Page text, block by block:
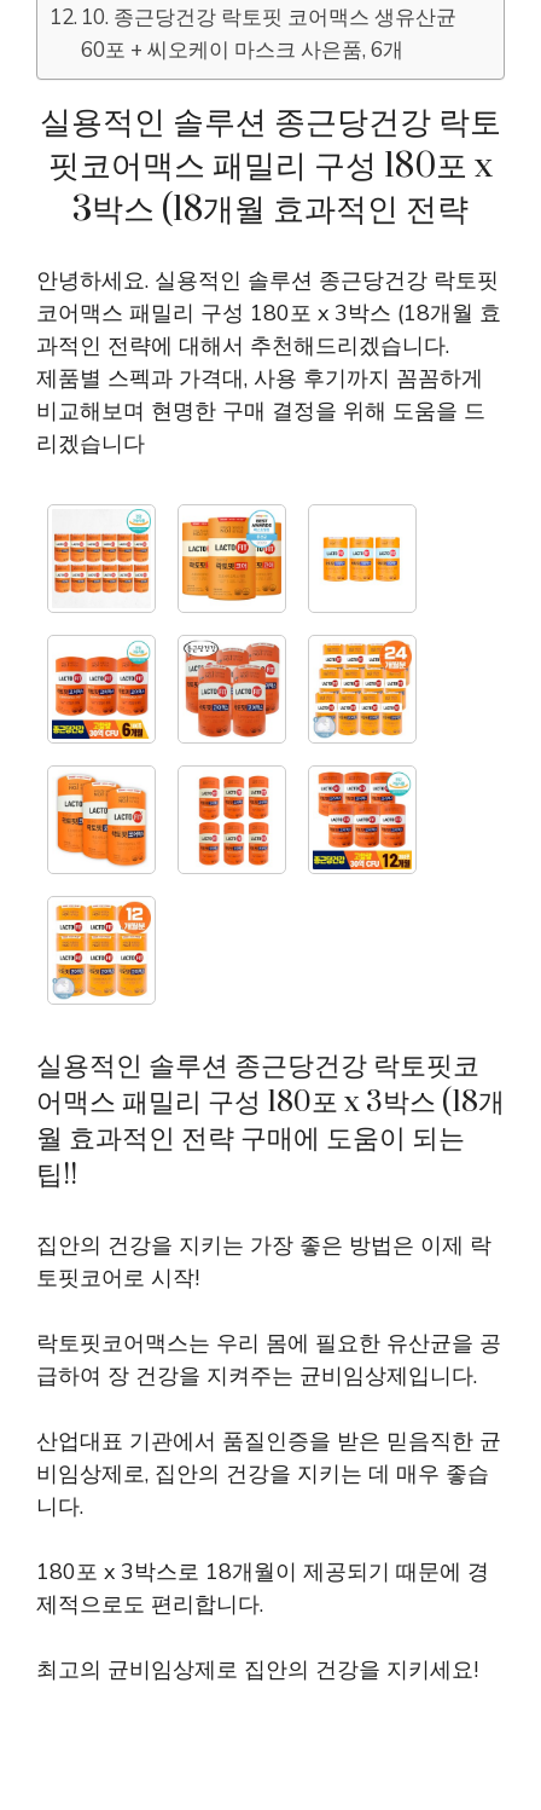
10. 종근당건강 락토핏 코어맥스 생유산균
60포 + 씨오케이 마스크 사은품, 6개
실용적인 솔루션 종근당건강 락토
핏코어맥스 패밀리 구성 180포 x
3박스 (18개월 효과적인 전략
안녕하세요. 실용적인 솔루션 종근당건강 락토핏
코어맥스 패밀리 구성 180포 x 3박스 (18개월 효
과적인 전략에 대해서 추천해드리겠습니다.
제품별 스펙과 가격대, 사용 후기까지 꼼꼼하게
비교해보며 현명한 구매 결정을 위해 도움을 드
리겠습니다
실용적인 솔루션 종근당건강 락토핏코
어맥스 패밀리 구성 180포 x 3박스 (18개
월 효과적인 전략 구매에 도움이 되는
팁!!
집안의 건강을 지키는 가장 좋은 방법은 이제 락
토핏코어로 시작!
락토핏코어맥스는 우리 몸에 필요한 유산균을 공
급하여 장 건강을 지켜주는 균비임상제입니다.
산업대표 기관에서 품질인증을 받은 믿음직한 균
비임상제로, 집안의 건강을 지키는 데 매우 좋습
니다.
180포 x 3박스로 18개월이 제공되기 때문에 경
제적으로도 편리합니다.
최고의 균비임상제로 집안의 건강을 지키세요!